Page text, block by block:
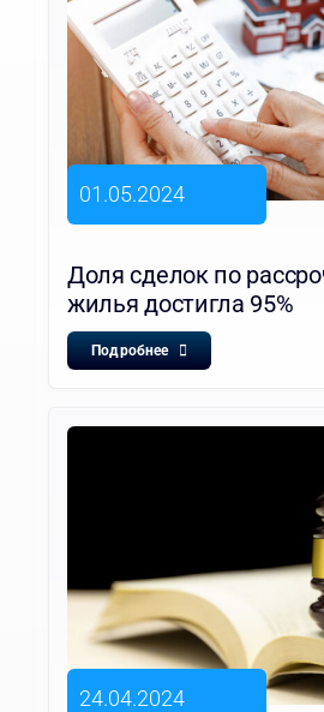
01.05.2024
Доля сделок по
жилья достигла 95%
Подробнее
24.04.2024